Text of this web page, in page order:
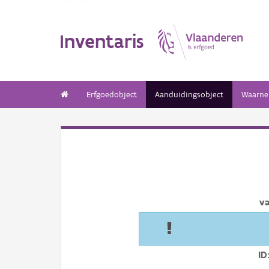
Inventaris
Erfgoedobject Aanduidingsobject
ID